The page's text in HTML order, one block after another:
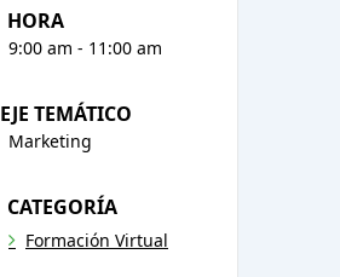
HORA
9:00 am - 11:00 am
EJE TEMÁTICO
Marketing
CATEGORÍA
Formación Virtual